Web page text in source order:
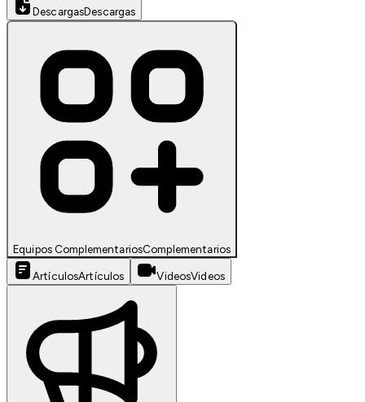
DescargasDescargas
Equipos ComplementariosComplementarios
ArtículosArtículos VideosVideos